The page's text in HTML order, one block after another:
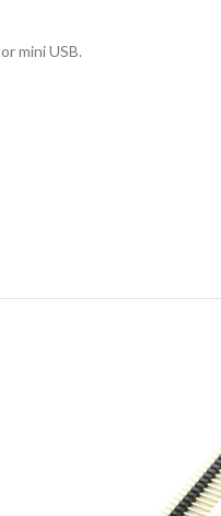
mini USB.